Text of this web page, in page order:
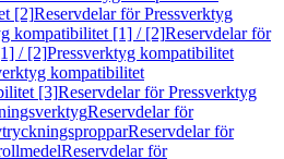
[2]Reservdelar för Pressverktyg
kompatibilitet [1] / [2]Reservdelar för
/ [2]Pressverktyg kompatibilitet
kompatibilitet
[3]Reservdelar för Pressverktyg
Reservdelar för
Reservdelar för
Reservdelar för